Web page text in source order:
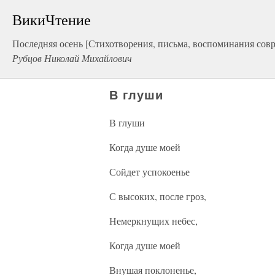
ВикиЧтение
Последняя осень [Стихотворения, письма, воспоминания
Рубцов Николай Михайлович
В глуши
В глуши
Когда душе моей
Сойдет успокоенье
С высоких, после гроз,
Немеркнущих небес,
Когда душе моей
Внушая поклоненье,